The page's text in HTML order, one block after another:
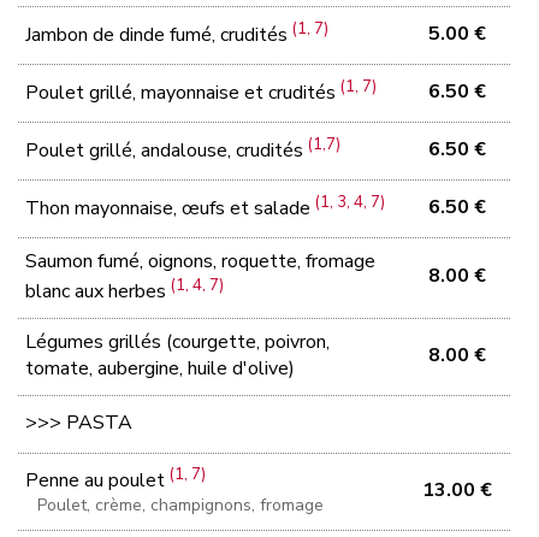
Jambon de dinde fumé, crudités(1, 7) 5.00 €
Poulet grillé, mayonnaise et crudités(1, 7) 6.50 €
Poulet grillé, andalouse, crudités(1,7) 6.50 €
Thon mayonnaise, œufs et salade(1, 3, 4, 7) 6.50 €
Saumon fumé, oignons, roquette, fromage
blanc aux herbes(1, 4, 7) 8.00 €
Légumes grillés (courgette, poivron,
tomate, aubergine, huile d'olive)
8.00 €
>>> PASTA
Penne au poulet(1, 7)
Poulet, crème, champignons, fromage
13.00 €